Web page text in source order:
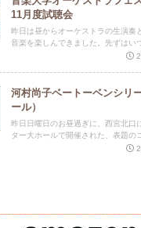
11月度試聴会
昨日は昼からオーケストラの生演奏
音楽を楽しんできました。先ずはい
河村尚子ベートーベンシリ
ール）
昨日日曜日のお昼過ぎに、西宮北口
ター大ホールで開催された、表題の